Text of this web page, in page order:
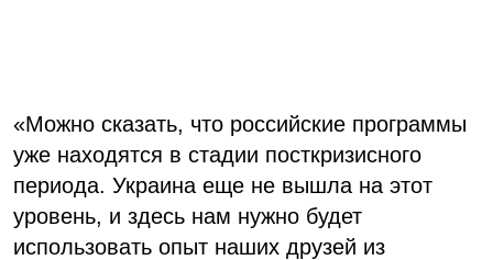
«Можно сказать, что российские программы
уже находятся в стадии посткризисного
периода. Украина еще не вышла на этот
уровень, и здесь нам нужно будет
использовать опыт наших друзей из